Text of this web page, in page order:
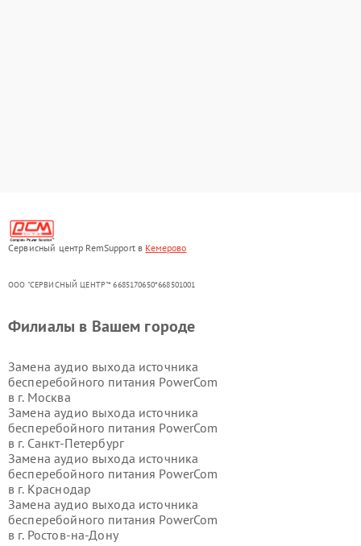
Сервисный центр RemSupport в Кемерово
ООО "СЕРВИСНЫЙ ЦЕНТР"* 6685170650*668501001
Филиалы в Вашем городе
Замена аудио выхода источника
бесперебойного питания PowerCom
в г. Москва
Замена аудио выхода источника
бесперебойного питания PowerCom
в г. Санкт-Петербург
Замена аудио выхода источника
бесперебойного питания PowerCom
в г. Краснодар
Замена аудио выхода источника
бесперебойного питания PowerCom
в г. Ростов-на-Дону